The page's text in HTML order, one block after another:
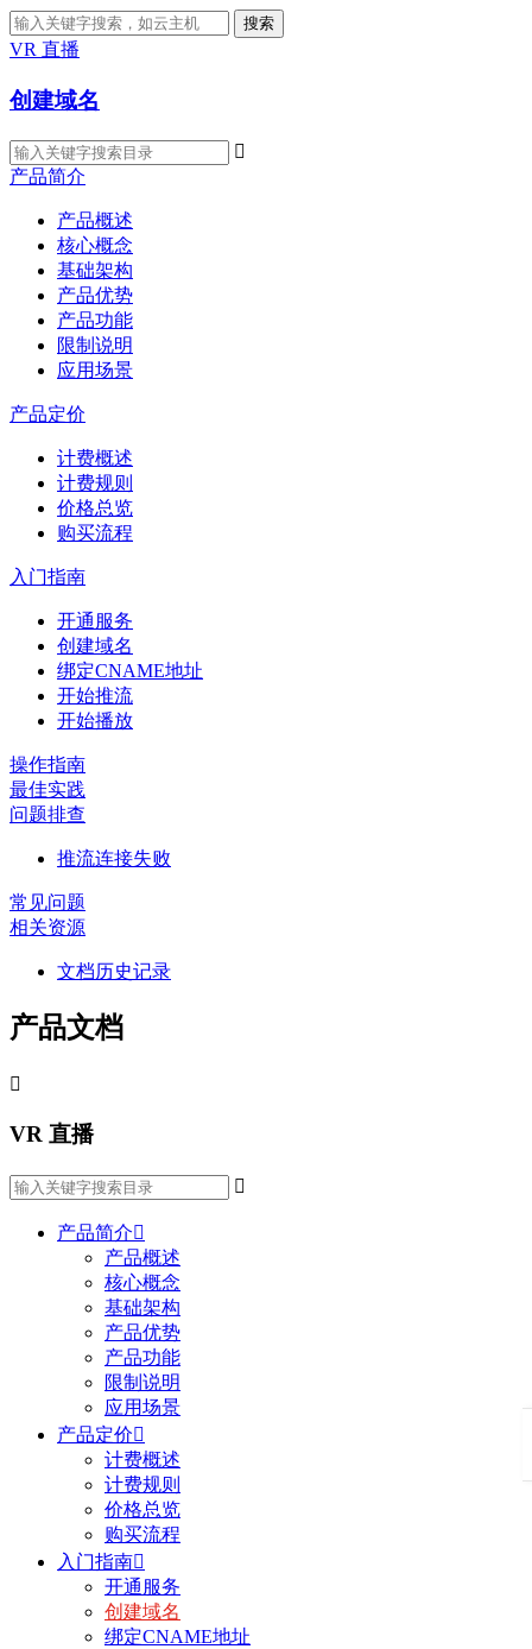
搜索
VR 直播
创建域名

产品简介
产品概述
核心概念
基础架构
产品优势
产品功能
限制说明
应用场景
产品定价
计费概述
计费规则
价格总览
购买流程
入门指南
开通服务
创建域名
绑定CNAME地址
开始推流
开始播放
操作指南
最佳实践
问题排查
推流连接失败
常见问题
相关资源
文档历史记录
产品文档

VR 直播

产品简介
产品概述
核心概念
基础架构
产品优势
产品功能
限制说明
应用场景
产品定价
计费概述
计费规则
价格总览
购买流程
入门指南
开通服务
创建域名
绑定CNAME地址